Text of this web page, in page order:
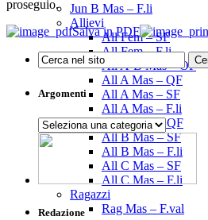
Jun B Mas – F.li
Allievi
All Fem – SF
All Fem – F.li
All A-B Mas – OF
All A Mas – QF
All A Mas – SF
All A Mas – F.li
All B Mas – QF
All B Mas – SF
All B Mas – F.li
All C Mas – SF
All C Mas – F.li
Ragazzi
Rag Mas – F.val
proseguio.
Salva in PDF
Argomenti
Argomenti
Redazione